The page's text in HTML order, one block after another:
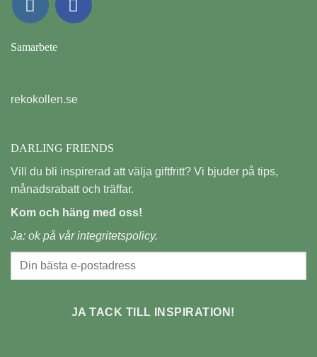
Samarbete
rekokollen.se
DARLING FRIENDS
Vill du bli inspirerad att välja giftfritt? Vi bjuder på tips,
månadsrabatt och träffar.
Kom och häng med oss!
Ja: ok på vårintegritetspolicy.
JA TACK TILL INSPIRATION!